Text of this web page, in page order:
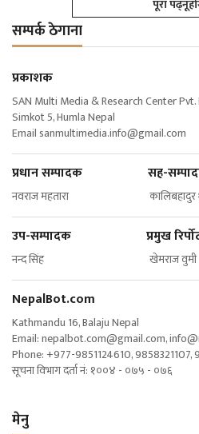
पूरा
सम्पर्क ठेगाना
प्रकाशक
SAN Multi Media & Research Center
Simkot 5, Humla Nepal
Email sanmultimedia.info@gmail.com
प्रधान सम्पादक सह-
नवराज महतारा कालिबहादुर
उप-सम्पादक प्रमुख
नन्द सिंह खेमराज वुमी
NepalBot.com
Kathmandu 16, Balaju Nepal
Email:nepalbot.com@gmail.com,
Phone: +977-9851124610,
सूचना विभाग दर्ता नं: १००४ - ०७५ - ०७६
मेनु